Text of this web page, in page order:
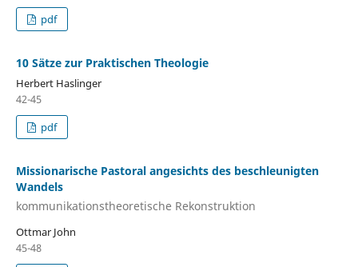
pdf
10 Sätze zur Praktischen Theologie
Herbert Haslinger
42-45
pdf
Missionarische Pastoral angesichts des beschleunigten
Wandels
kommunikationstheoretische Rekonstruktion
Ottmar John
45-48